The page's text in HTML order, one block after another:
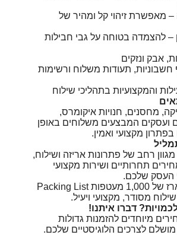
מאפשרת זיהוי קל ומהיר של
– להצמדה בטוחה על גבי חבילות
אבק ונזקים
חשבוניות, תעודות משלוח ורשימות
והמקצועיות בתהליכי שילוח
מחסנים, חנויות איקומרס,
ועסקים המבצעים משלוחים באופן
בפתרון מקצועי ואמין.
רחב של פתרונות אריזה ושילוח,
תחרותיים ושירות מקצועי
העסק שלכם.
הזמינו עכשיו מארז של 1,000 מעטפות Packing List
מסודר, מקצועי ויעיל.
דברו איתנו!
מיוחדים להזמנות גדולות
לצרכים הלוגיסטיים שלכם.